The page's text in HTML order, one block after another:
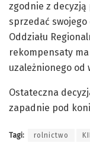
zgodnie z
sprzedać
Oddziału
rekompensaty
uzależnionego od
Ostateczna
zapadnie pod
Tagi: rolnictwo